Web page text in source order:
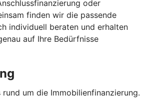
oder
finden wir die passende
individuell beraten und erhalten
auf Ihre Bedürfnisse
um die Immobilienfinanzierung.